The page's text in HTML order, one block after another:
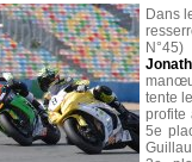
Dans
tente
profite
5e